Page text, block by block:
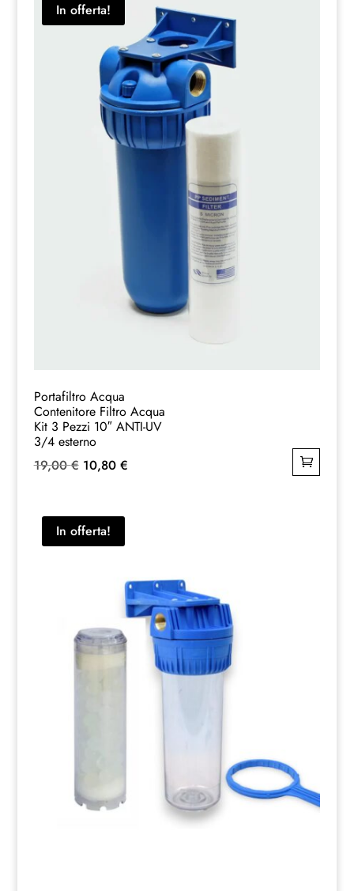
In offerta!
Portafiltro Acqua
Contenitore Filtro Acqua
Kit 3 Pezzi 10″ ANTI-UV
3/4 esterno
19,00€ Il
era:
19,00 €.
10,80 €Il
In offerta!